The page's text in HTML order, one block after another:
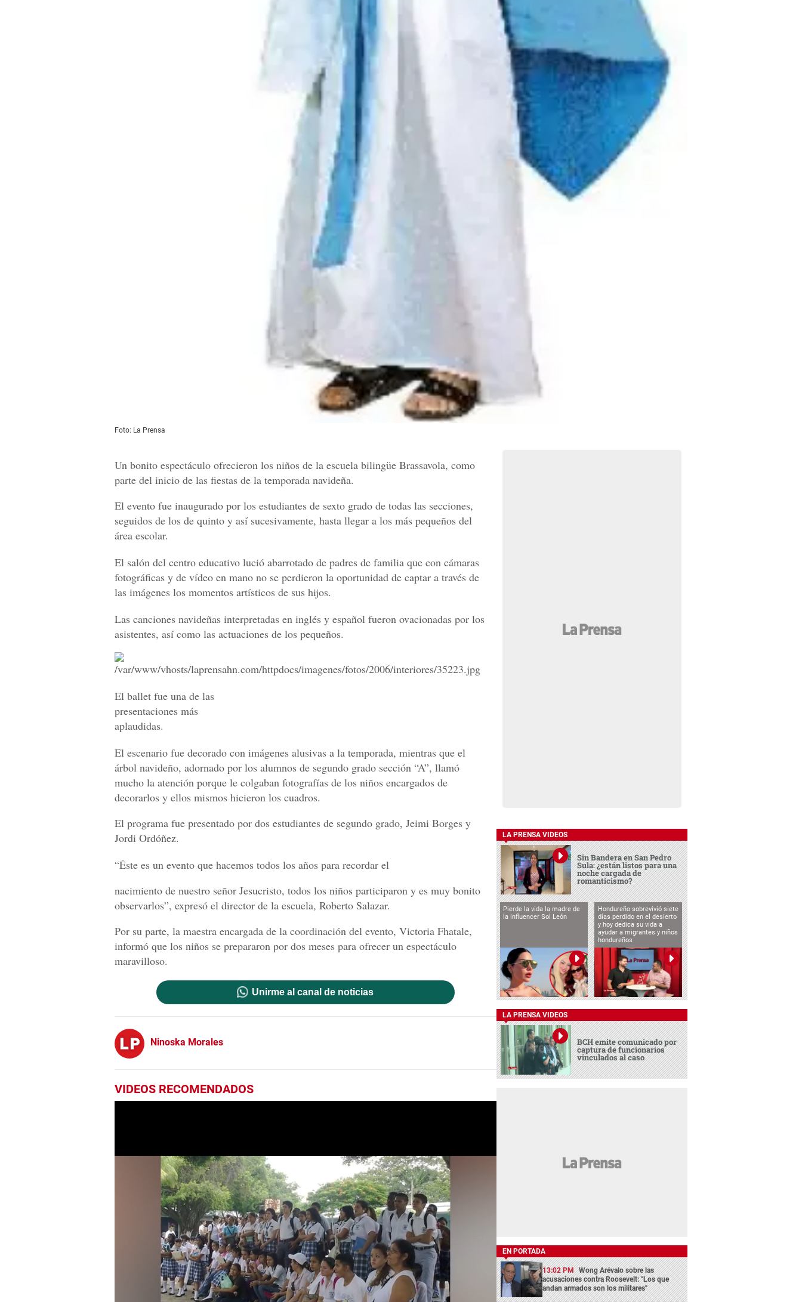
Foto: La Prensa
Un bonito espectáculo ofrecieron los niños de la escuela bilingüe Brassavola, como
parte del inicio de las fiestas de la temporada navideña.
El evento fue inaugurado por los estudiantes de sexto grado de todas las secciones,
seguidos de los de quinto y así sucesivamente, hasta llegar a los más pequeños del
área escolar.
El salón del centro educativo lució abarrotado de padres de familia que con cámaras
fotográficas y de vídeo en mano no se perdieron la oportunidad de captar a través de
las imágenes los momentos artísticos de sus hijos.
Las canciones navideñas interpretadas en inglés y español fueron ovacionadas por los
asistentes, así como las actuaciones de los pequeños.
El ballet fue una de las
presentaciones más
aplaudidas.
El escenario fue decorado con imágenes alusivas a la temporada, mientras que el
árbol navideño, adornado por los alumnos de segundo grado sección “A”, llamó
mucho la atención porque le colgaban fotografías de los niños encargados de
decorarlos y ellos mismos hicieron los cuadros.
El programa fue presentado por dos estudiantes de segundo grado, Jeimi Borges y
Jordi Ordóñez.
“Éste es un evento que hacemos todos los años para recordar el
nacimiento de nuestro señor Jesucristo, todos los niños participaron y es muy bonito
observarlos”, expresó el director de la escuela, Roberto Salazar.
Por su parte, la maestra encargada de la coordinación del evento, Victoria Fhatale,
informó que los niños se prepararon por dos meses para ofrecer un espectáculo
maravilloso.
Unirme al canal de noticias
Ninoska Morales
VIDEOS RECOMENDADOS
LA PRENSA VIDEOS
Sin Bandera en San Pedro
Sula: ¿están listos para una
noche cargada de
romanticismo?
Pierde la vida la madre de
la influencer Sol León
Hondureño sobrevivió siete
días perdido en el desierto
y hoy dedica su vida a
ayudar a migrantes y niños
hondureños
LA PRENSA VIDEOS
BCH emite comunicado por
captura de funcionarios
vinculados al caso
EN PORTADA
13:02 PM Wong Arévalo sobre las
acusaciones contra Roosevelt: "Los que
andan armados son los militares"